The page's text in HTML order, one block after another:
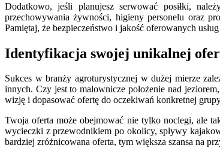
Dodatkowo, jeśli planujesz serwować posiłki,
przechowywania żywności, higieny personelu oraz
Pamiętaj, że bezpieczeństwo i jakość oferowanych
Identyfikacja swojej unikalnej
Sukces w branży agroturystycznej w dużej mierze
innych. Czy jest to malownicze położenie nad
wizję i dopasować ofertę do oczekiwań konkretnej
Twoja oferta może obejmować nie tylko noclegi, ale
wycieczki z przewodnikiem po okolicy, spływy
bardziej zróżnicowana oferta, tym większa szansa na